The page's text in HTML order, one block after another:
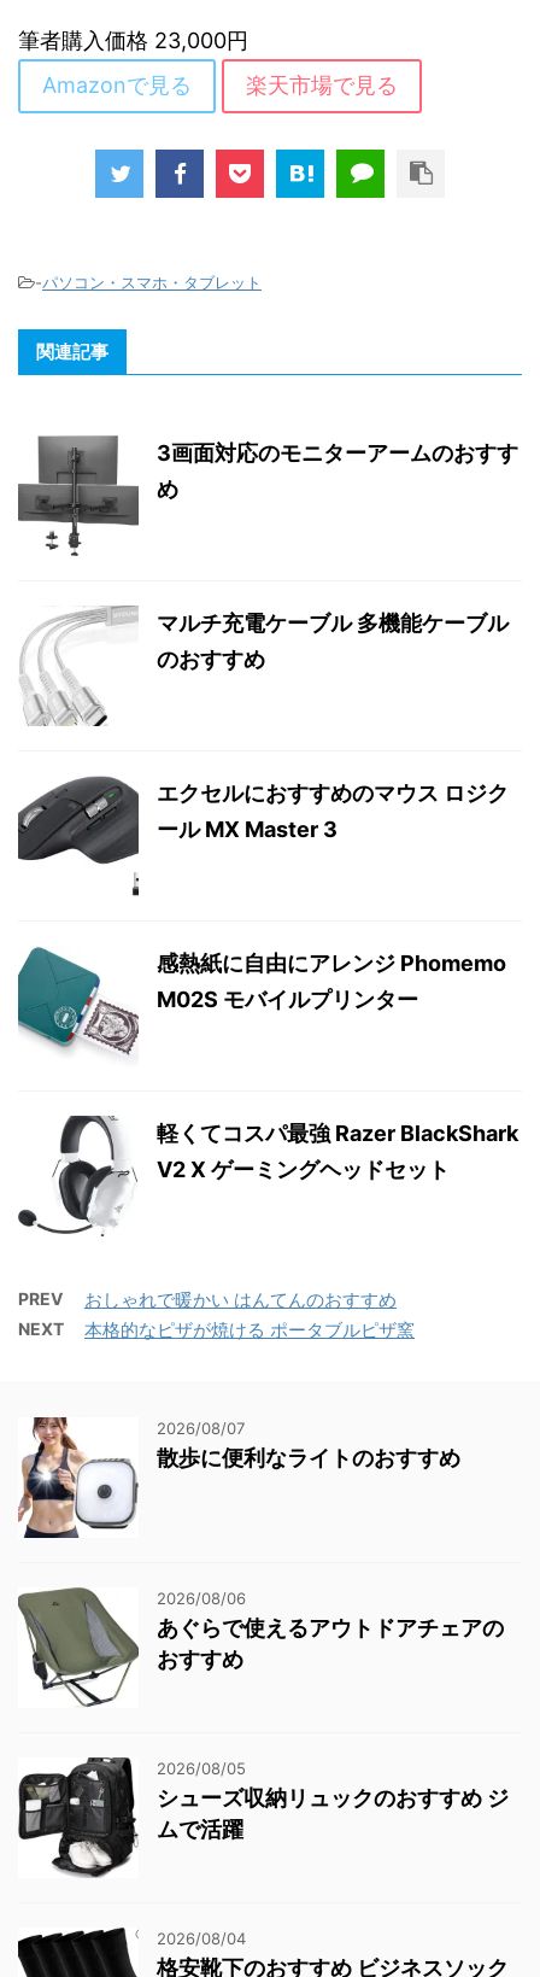
筆者購入価格 23,000円
Amazonで見る
楽天市場で見る
-パソコン・スマホ・タブレット
関連記事
3画面対応のモニターアームのおすす
め
マルチ充電ケーブル 多機能ケーブル
のおすすめ
エクセルにおすすめのマウス ロジク
ール MX Master 3
感熱紙に自由にアレンジ Phomemo
M02S モバイルプリンター
軽くてコスパ最強 Razer BlackShark
V2 X ゲーミングヘッドセット
PREV おしゃれで暖かい はんてんのおすすめ
NEXT 本格的なピザが焼ける ポータブルピザ窯
2026/08/07
散歩に便利なライトのおすすめ
2026/08/06
あぐらで使えるアウトドアチェアの
おすすめ
2026/08/05
シューズ収納リュックのおすすめ ジ
ムで活躍
2026/08/04
格安靴下のおすすめ ビジネスソック